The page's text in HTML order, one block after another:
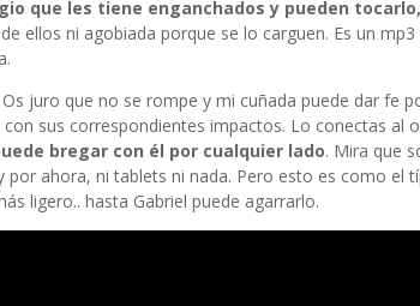
que les tiene enganchados y pueden
ellos ni agobiada porque se lo carguen. Es un
.
juro que no se rompe y mi cuñada puede dar fe
sus correspondientes impactos. Lo conectas al
bregar con él por cualquier lado. Mira que
ahora, ni tablets ni nada. Pero esto es como el
ligero.. hasta Gabriel puede agarrarlo.